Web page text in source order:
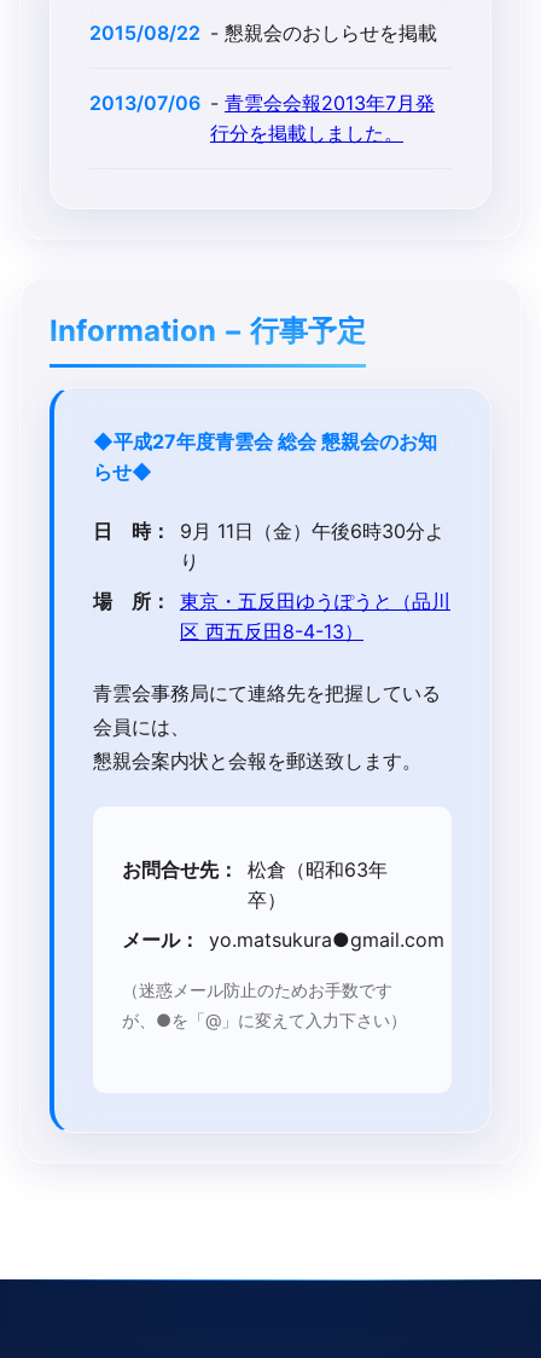
2015/08/22 - 懇親会のおしらせを掲載
2013/07/06 - 青雲会会報2013年7月発
行分を掲載しました。
Information − 行事予定
◆平成27年度青雲会 総会 懇親会のお知
らせ◆
日 時：
9月 11日（金）午後6時30分よ
り
場 所：
東京・五反田ゆうぽうと（品川
区 西五反田8-4-13）
青雲会事務局にて連絡先を把握している
会員には、
懇親会案内状と会報を郵送致します。
お問合せ先：
松倉（昭和63年
卒）
メール：
yo.matsukura●gmail.com
（迷惑メール防止のためお手数です
が、●を「@」に変えて入力下さい）